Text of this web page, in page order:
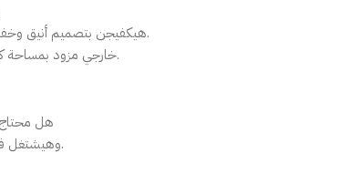
هارد ssd هيكفيجن بتصميم أنيق وخفيف مناسب للسفر.
هارد ssd خارجي مزود بمساحة كبيرة في حجم صغير.
1- هل
لأ، مجرد توصله بالـ USB وهيشتغل فورًا.